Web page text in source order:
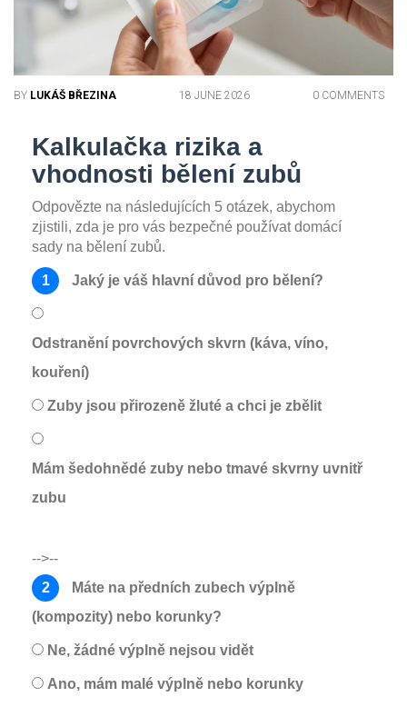
BY LUKÁŠ BŘEZINA 18 JUNE 2026 0 COMMENTS
Kalkulačka rizika a
vhodnosti bělení zubů
Odpovězte na následujících 5 otázek, abychom
zjistili, zda je pro vás bezpečné používat domácí
sady na bělení zubů.
1 Jaký je váš hlavní důvod pro bělení?
Odstranění povrchových skvrn (káva, víno,
kouření)
Zuby jsou přirozeně žluté a chci je zbělit
Mám šedohnědé zuby nebo tmavé skvrny uvnitř
zubu
-->--
2
Máte na předních zubech výplně
(kompozity) nebo korunky?
Ne, žádné výplně nejsou vidět
Ano, mám malé výplně nebo korunky